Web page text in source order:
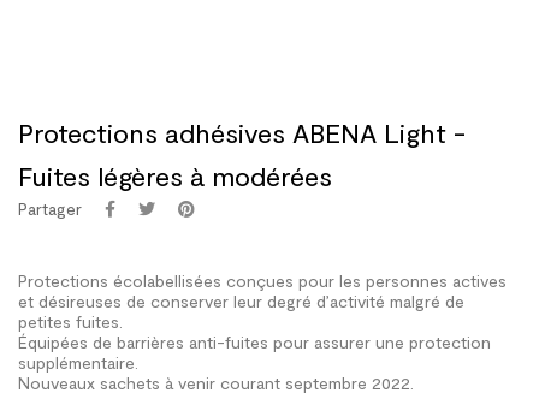
Protections adhésives ABENA Light -
Fuites légères à modérées
Partager
Protections écolabellisées conçues pour les personnes actives
et désireuses de conserver leur degré d’activité malgré de
petites fuites.
Équipées de barrières anti-fuites pour assurer une protection
supplémentaire.
Nouveaux sachets à venir courant septembre 2022.